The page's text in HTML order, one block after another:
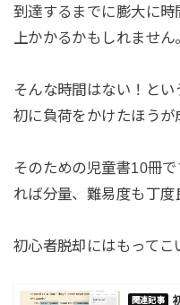
到達するまでに膨大に時
上かかるかもしれません
そんな時間はない！と
初に負荷をかけたほうが
そのための児童書10冊
れば分量、難易度も丁度
初心者脱却にはもってこ